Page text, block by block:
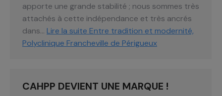
apporte une grande stabilité ; nous sommes très
attachés à cette indépendance et très ancrés
dans… Lire la suite Entre tradition et modernité,
Polyclinique Francheville de Périgueux
CAHPP DEVIENT UNE MARQUE !